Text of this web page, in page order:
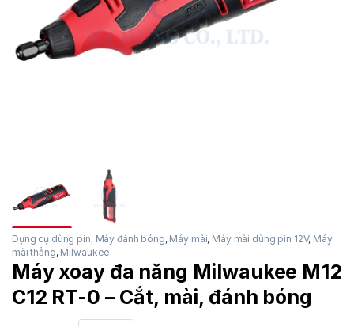
Dụng cụ dùng pin, Máy đánh bóng, Máy mài, Máy mài dùng pin 12V, Máy
mài thẳng, Milwaukee
Máy xoay đa năng Milwaukee M12
C12 RT-0 – Cắt, mài, đánh bóng